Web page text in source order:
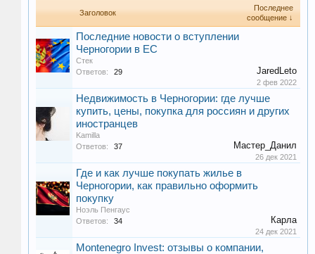
Заголовок
Последнее
сообщение ↓
Последние новости о вступлении
Черногории в ЕС
Стек
Ответов:
29 JaredLeto
2 фев 2022
Недвижимость в Черногории: где лучше
купить, цены, покупка для россиян и других
иностранцев
Kamilla
Ответов:
37 Мастер_Данил
26 дек 2021
Где и как лучше покупать жилье в
Черногории, как правильно оформить
покупку
Ноэль Пенгаус
Ответов:
34 Карла
24 дек 2021
Montenegro Invest: отзывы о компании,